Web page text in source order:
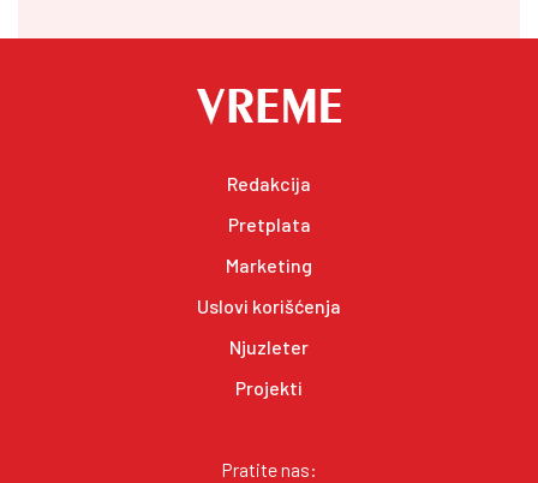
Redakcija
Pretplata
Marketing
Uslovi korišćenja
Njuzleter
Projekti
Pratite nas: